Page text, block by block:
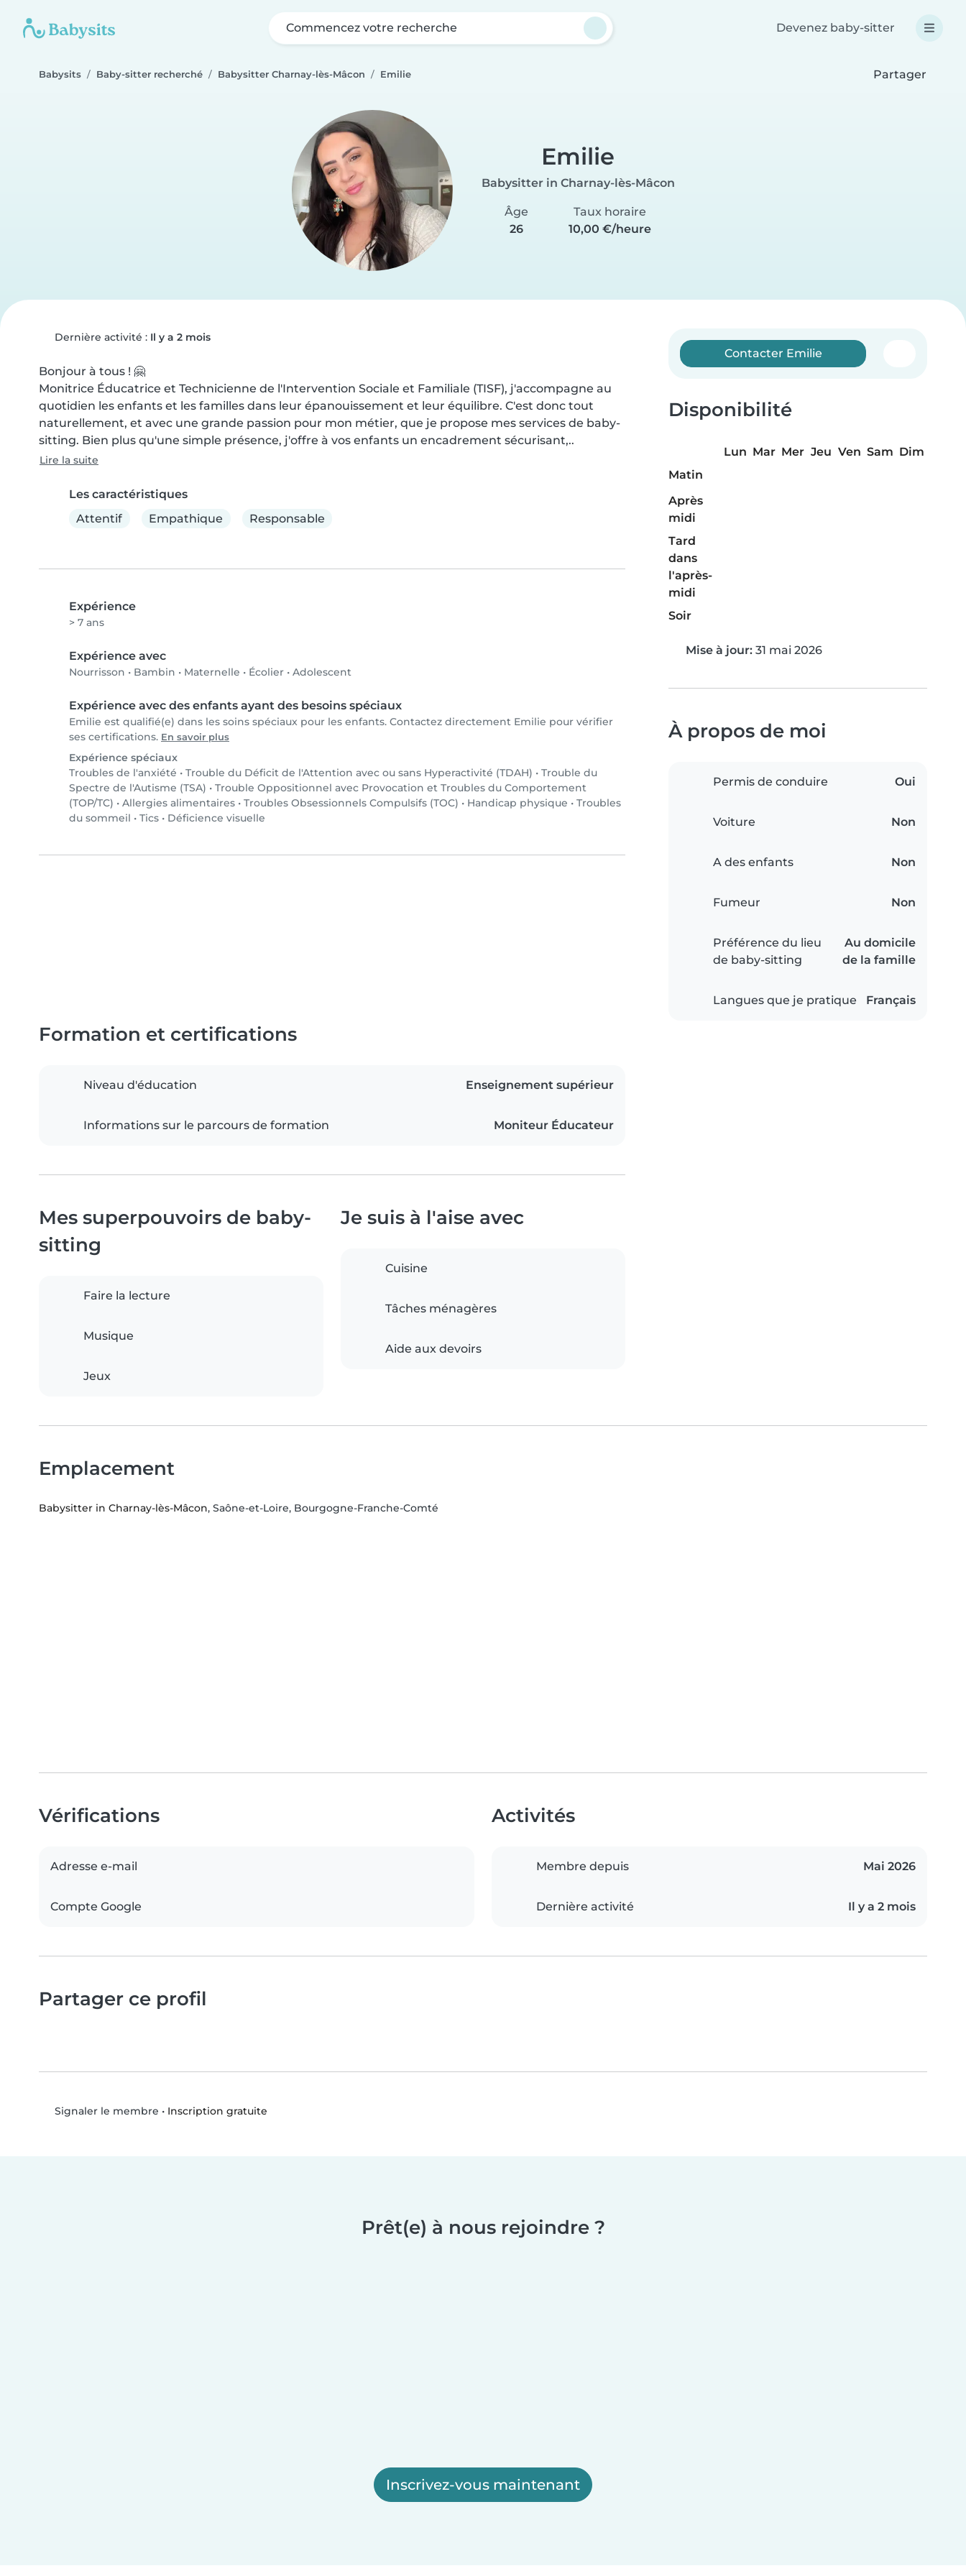
Commencez votre recherche Devenez baby-sitter
Babysits Baby-sitter recherché Babysitter Charnay-lès-Mâcon Emilie Partager
Emilie
Babysitter in Charnay-lès-Mâcon
Âge
26
Taux horaire
10,00 €/heure
Dernière activité : Il y a 2 mois
Bonjour à tous ! 🤗
Monitrice Éducatrice et Technicienne de l'Intervention Sociale et Familiale (TISF), j'accompagne au
quotidien les enfants et les familles dans leur épanouissement et leur équilibre. C'est donc tout
naturellement, et avec une grande passion pour mon métier, que je propose mes services de baby-
sitting. Bien plus qu'une simple présence, j'offre à vos enfants un encadrement sécurisant,..
Lire la suite
Les caractéristiques
Attentif
Empathique Responsable
Expérience
> 7 ans
Expérience avec
Nourrisson • Bambin • Maternelle • Écolier • Adolescent
Expérience avec des enfants ayant des besoins spéciaux
Emilie est qualifié(e) dans les soins spéciaux pour les enfants. Contactez directement Emilie pour vérifier
ses certifications. En savoir plus
Expérience spéciaux
Troubles de l'anxiété • Trouble du Déficit de l'Attention avec ou sans Hyperactivité (TDAH) • Trouble du
Spectre de l'Autisme (TSA) • Trouble Oppositionnel avec Provocation et Troubles du Comportement
(TOP/TC) • Allergies alimentaires • Troubles Obsessionnels Compulsifs (TOC) • Handicap physique • Troubles
du sommeil • Tics • Déficience visuelle
Contacter Emilie
Disponibilité
Lun Mar Mer Jeu Ven Sam Dim
Matin
Après
midi
Tard
dans
l'après-
midi
Soir
Mise à jour: 31 mai 2026
À propos de moi
Permis de conduire Oui
Voiture Non
A des enfants Non
Fumeur Non
Préférence du lieu
de baby-sitting
Au domicile
de la famille
Langues que je pratique Français
Formation et certifications
Niveau d'éducation Enseignement supérieur
Informations sur le parcours de formation Moniteur Éducateur
Mes superpouvoirs de baby-
sitting
Faire la lecture
Musique
Jeux
Je suis à l'aise avec
Cuisine
Tâches ménagères
Aide aux devoirs
Emplacement
Babysitter in Charnay-lès-Mâcon, Saône-et-Loire, Bourgogne-Franche-Comté
Vérifications
Adresse e-mail
Compte Google
Activités
Membre depuis Mai 2026
Dernière activité Il y a 2 mois
Partager ce profil
Signaler le membre • Inscription gratuite
Prêt(e) à nous rejoindre ?
Inscrivez-vous maintenant